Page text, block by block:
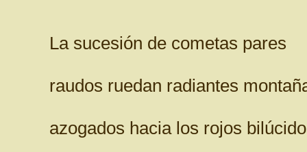
La sucesión de cometas pares
raudos ruedan radiantes
azogados hacia los rojos